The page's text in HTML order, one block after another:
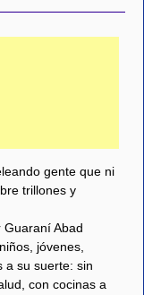
gente que ni
trillones y
Abad
jóvenes,
a su suerte: sin
con cocinas a